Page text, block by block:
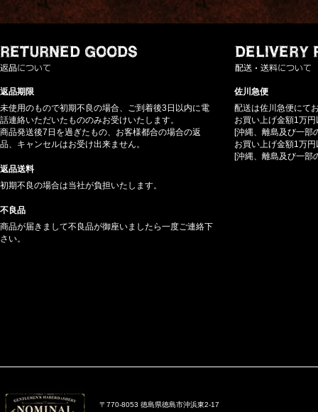
返品期限
未使用のもので初期不良の場合、ご到着後3日以内に電
話連絡いただいたもののみお受けいたします。
商品発送後7日を過ぎたもの、お客様都合の場合の返
品、キャンセルはお受け出来ません。
返品送料
初期不良の場合は当社が負担いたします。
不良品
商品が届きまして不良品が御座いましたら一度ご連絡下
さい。
佐川急便
配送は佐川急便にて
お買い上げ金額1万
[沖縄、離島及び一部
お買い上げ金額1万
[沖縄、離島及び一部
〒770-8053 徳島県徳島市沖浜東2-17